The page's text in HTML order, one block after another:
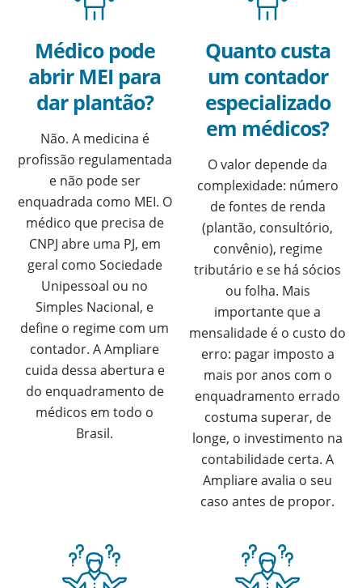
Médico pode
abrir MEI para
dar plantão?
Não. A medicina é
profissão regulamentada
e não pode ser
enquadrada como MEI. O
médico que precisa de
CNPJ abre uma PJ, em
geral como Sociedade
Unipessoal ou no
Simples Nacional, e
define o regime com um
contador. A Ampliare
cuida dessa abertura e
do enquadramento de
médicos em todo o
Brasil.
Quanto custa
um contador
especializado
em médicos?
O valor depende da
complexidade: número
de fontes de renda
(plantão, consultório,
convênio), regime
tributário e se há sócios
ou folha. Mais
importante que a
mensalidade é o custo do
erro: pagar imposto a
mais por anos com o
enquadramento errado
costuma superar, de
longe, o investimento na
contabilidade certa. A
Ampliare avalia o seu
caso antes de propor.